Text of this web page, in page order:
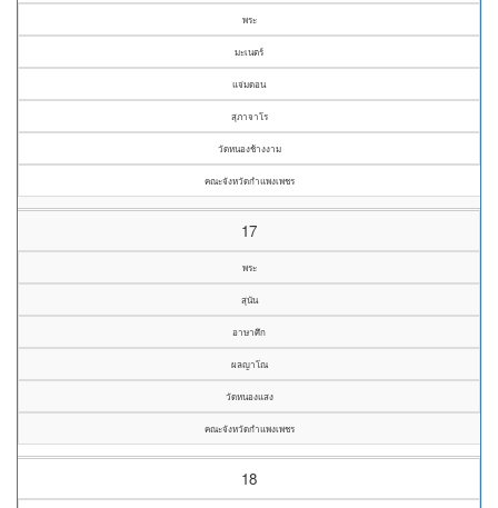
พระ
มะเนตร์
แจ่มดอน
สุภาจาโร
วัดหนองช้างงาม
คณะจังหวัดกำแพงเพชร
17
พระ
สุนัน
อาษาศึก
ผลญาโณ
วัดหนองแสง
คณะจังหวัดกำแพงเพชร
18